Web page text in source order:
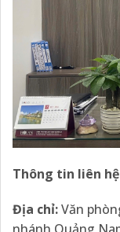
Thông tin liên
Địa chỉ:Văn